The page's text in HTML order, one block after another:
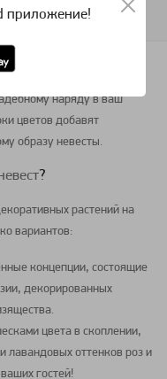
наряду в ваш
цветов добавят
образу невесты.
?
растений на
вариантов:
концепции, состоящие
, декорированных
цвета в скоплении,
лавандовых оттенков роз и
гостей!
приложение!